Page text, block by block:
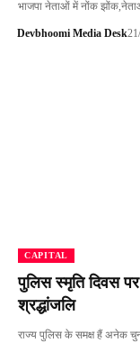
भाजपा नेताओं में नोंक
Devbhoomi Media Desk
CAPITAL
पुलिस स्मृति दिवस
श्रद्धांजलि
राज्य पुलिस के समक्ष हैं अनेक